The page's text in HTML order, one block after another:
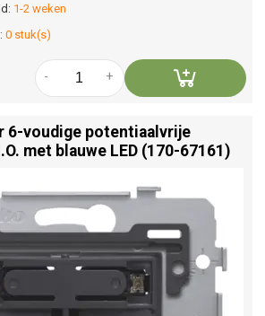
1-2 weken
0 stuk(s)
+
-
6-voudige potentiaalvrije
met blauwe LED (170-67161)